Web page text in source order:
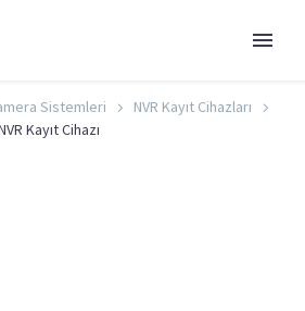
Sistemleri
NVR Kayıt Cihazları
Kayıt Cihazı